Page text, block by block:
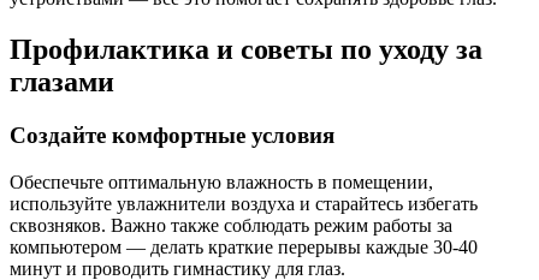
Профилактика и советы по уходу за
глазами
Создайте комфортные условия
Обеспечьте оптимальную влажность в помещении,
используйте увлажнители воздуха и старайтесь избегать
сквозняков. Важно также соблюдать режим работы за
компьютером — делать краткие перерывы каждые 30-40
минут и проводить гимнастику для глаз.